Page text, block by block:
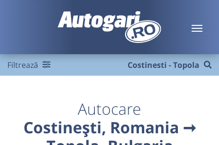
Filtrează Costinesti - Topola
Autocare
Costinești, Romania ➞